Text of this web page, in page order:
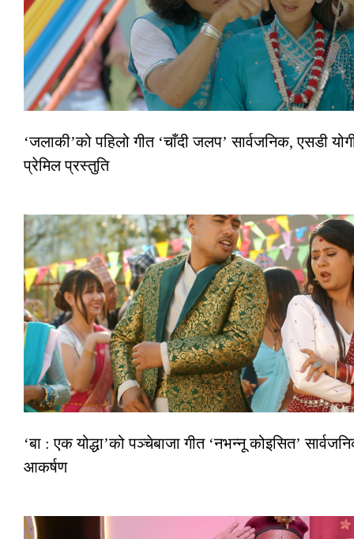
‘जलाकी’को पहिलो गीत ‘चाँदी जलप’ सार्वजनिक, एसडी
प्रेमिल प्रस्तुति
‘बा : एक योद्धा’को पञ्चेबाजा गीत ‘नभन्नू कोइसित’
आकर्षण